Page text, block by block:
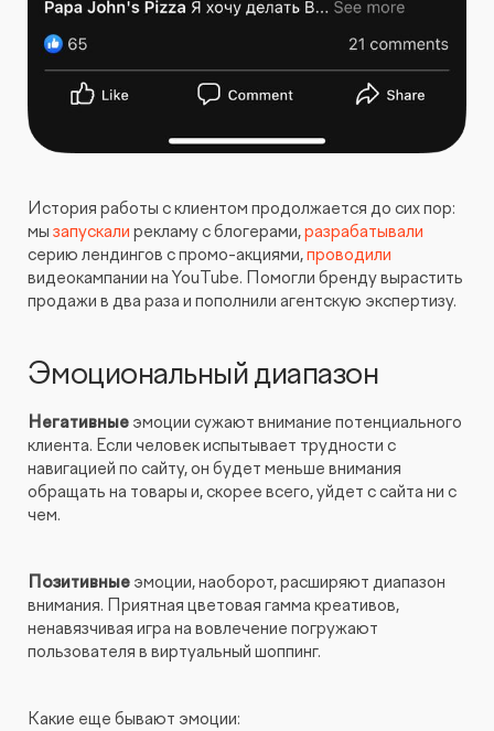
История работы с клиентом продолжается до сих пор:
мы запускали рекламу с блогерами,разрабатывали
серию лендингов с промо-акциями,проводили
видеокампании на YouTube. Помогли бренду вырастить
продажи в два раза и пополнили агентскую экспертизу.
Эмоциональный диапазон
Негативные эмоции сужают внимание потенциального
клиента. Если человек испытывает трудности с
навигацией по сайту, он будет меньше внимания
обращать на товары и, скорее всего, уйдет с сайта ни с
чем.
Позитивные эмоции, наоборот, расширяют диапазон
внимания. Приятная цветовая гамма креативов,
ненавязчивая игра на вовлечение погружают
пользователя в виртуальный шоппинг.
Какие еще бывают эмоции: